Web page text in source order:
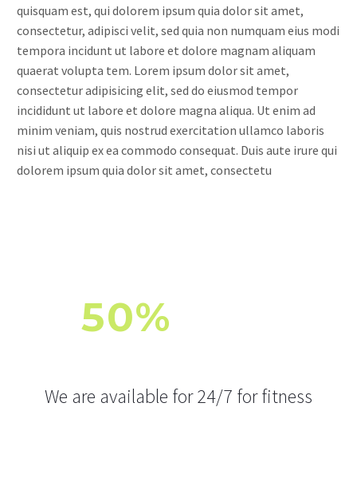
quisquam est, qui dolorem ipsum quia dolor sit amet,
consectetur, adipisci velit, sed quia non numquam eius modi
tempora incidunt ut labore et dolore magnam aliquam
quaerat volupta tem. Lorem ipsum dolor sit amet,
consectetur adipisicing elit, sed do eiusmod tempor
incididunt ut labore et dolore magna aliqua. Ut enim ad
minim veniam, quis nostrud exercitation ullamco laboris
nisi ut aliquip ex ea commodo consequat. Duis aute irure qui
dolorem ipsum quia dolor sit amet, consectetu
50%
We are available for 24/7 for fitness